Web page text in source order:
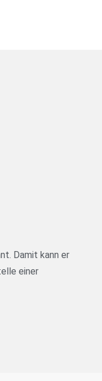
Damit kann er
einer